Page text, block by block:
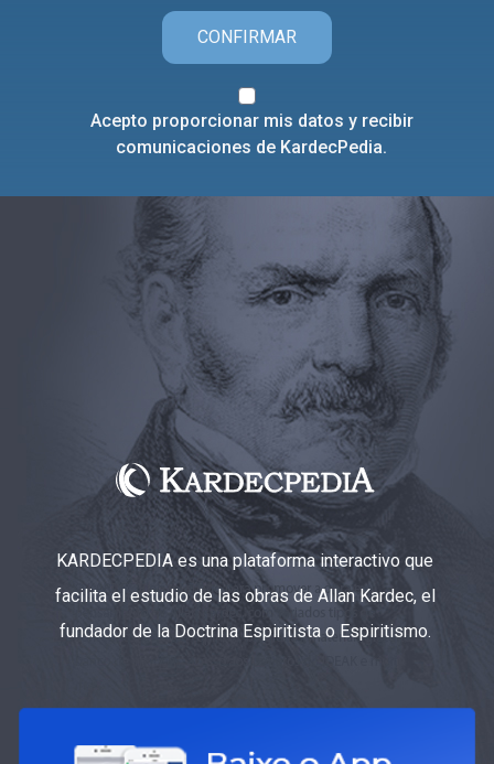
CONFIRMAR
Acepto proporcionar mis datos y recibir
comunicaciones de KardecPedia.
KARDECPEDIA es una plataforma interactivo que
facilita el estudio de las obras de Allan Kardec, el
fundador de la Doctrina Espiritista o Espiritismo.